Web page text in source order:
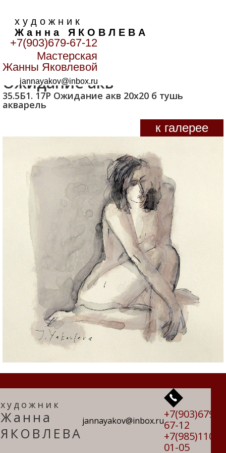
х у д о ж н и к
Ж а н н а Я К О В Л Е В А
+7(903)679-67-12
Мастерская
Жанны Яковлевой
jannayakov@inbox.ru
Главная>Графика>Ожидание акв
Ожидание акв
35.5Б1. 17Р Ожидание акв 20х20 б тушь
акварель
к галерее
художник
Жанна
ЯКОВЛЕВА
jannayakov@inbox.ru+7(903)679-
67-12
+7(985)110-
01-05